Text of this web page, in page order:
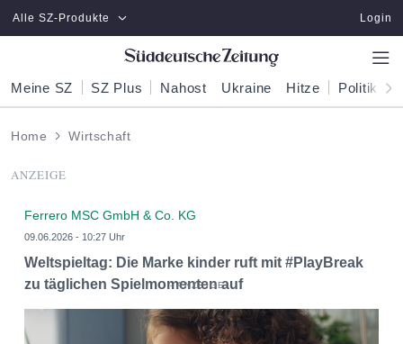
Zum Hauptinhalt springen
Alle SZ-Produkte Login
Meine SZ SZ Plus Nahost Ukraine Hitze Politik
Home Wirtschaft
ANZEIGE
Ferrero MSC GmbH & Co. KG
09.06.2026 - 10:27 Uhr
Weltspieltag: Die Marke kinder ruft mit #PlayBreak
zu täglichen Spielmomenten auf